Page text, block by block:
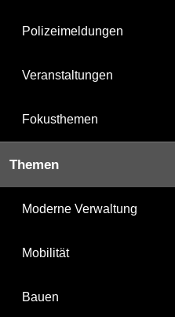
Polizeimeldungen
Veranstaltungen
Fokusthemen
Themen
Moderne Verwaltung
Mobilität
Bauen